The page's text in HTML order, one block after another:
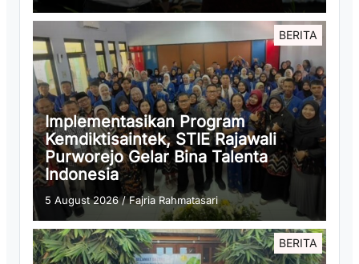
BERITA
Implementasikan Program
Kemdiktisaintek, STIE Rajawali
Purworejo Gelar Bina Talenta
Indonesia
5 August 2026/Fajria Rahmatasari
BERITA